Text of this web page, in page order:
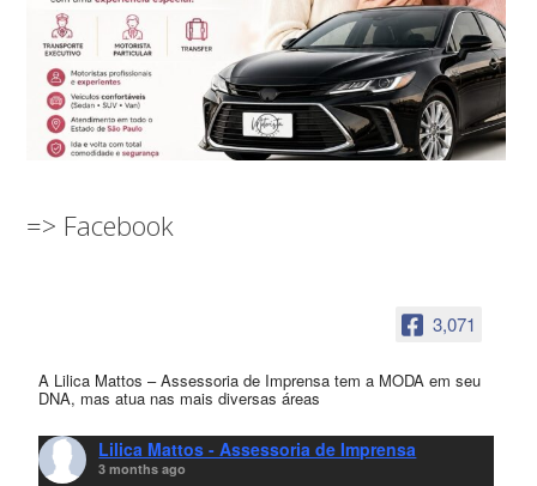
=> Facebook
3,071
A Lilica Mattos – Assessoria de Imprensa tem a MODA em seu
DNA, mas atua nas mais diversas áreas
Lilica Mattos - Assessoria de Imprensa
3 months ago